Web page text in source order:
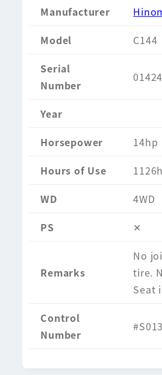
Manufacturer
Model
C144
Serial
Number
01424
Year
Horsepower
14hp
Hours of Use
1126h
WD
4WD
PS
✕
Remarks
No
tire.
Seat
Control
Number